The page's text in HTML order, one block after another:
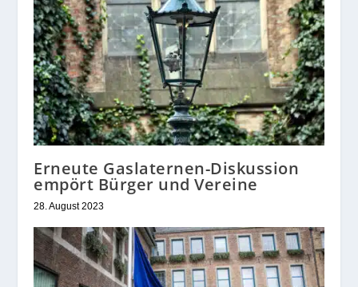
Erneute Gaslaternen-Diskussion
empört Bürger und Vereine
28. August 2023